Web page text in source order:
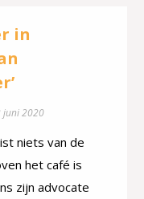
in
juni 2020
niets van de
het café is
zijn advocate